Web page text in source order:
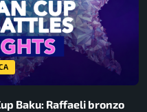
Baku: Raffaeli bronzo